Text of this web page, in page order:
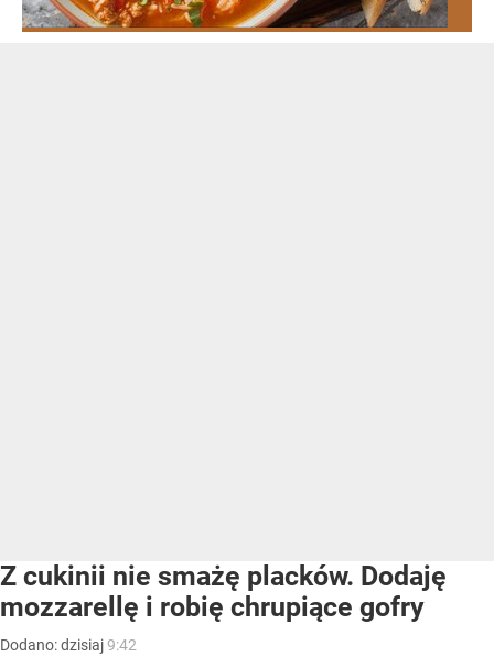
Z cukinii nie smażę placków. Dodaję
mozzarellę i robię chrupiące gofry
Dodano:dzisiaj9:42